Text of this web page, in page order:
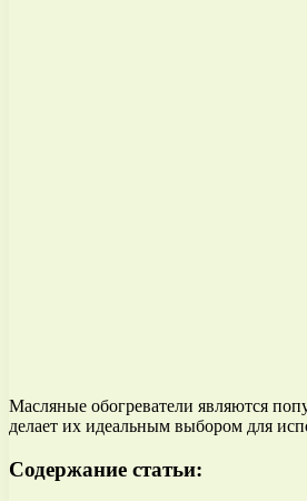
Масляные обогреватели являются
делает их идеальным выбором для
Содержание статьи: